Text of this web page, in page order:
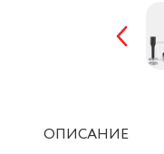
ОПИСАНИЕ